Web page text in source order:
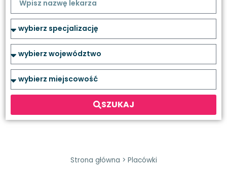
SZUKAJ
Strona główna > Placówki